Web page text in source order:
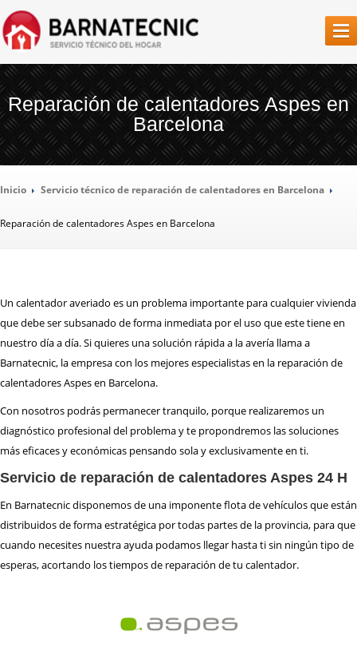
SERVICIO TÉCNICO BARCELONA
LAEMPRESA
REPARACIÓNAIRES ACONDICIONADOS
REPARACIÓNCONGELADORES
REPARACIÓNFRIGORÍFICOS
REPARACIÓNHORNOS
REPARACIÓNSECADORAS
REPARACIÓNTERMOS
REPARACIÓN
VITROCERAMICAS
TRABAJACON NOSOTROS
Reparación de calentadores Aspes en
Barcelona
Inicio Serviciotécnico de reparación de calentadores en Barcelona
Reparaciónde calentadores Aspes en Barcelona
Un calentador averiado es un problema importante para cualquier vivienda
que debe ser subsanado de forma inmediata por el uso que este tiene en
nuestro día a día. Si quieres una solución rápida a la avería llama a
Barnatecnic, la empresa con los mejores especialistas en la reparación de
calentadores Aspes en Barcelona.
Con nosotros podrás permanecer tranquilo, porque realizaremos un
diagnóstico profesional del problema y te propondremos las soluciones
más eficaces y económicas pensando sola y exclusivamente en ti.
Servicio de reparación de calentadores Aspes 24 H
En Barnatecnic disponemos de una imponente flota de vehículos que están
distribuidos de forma estratégica por todas partes de la provincia, para que
cuando necesites nuestra ayuda podamos llegar hasta ti sin ningún tipo de
esperas, acortando los tiempos de reparación de tu calentador.